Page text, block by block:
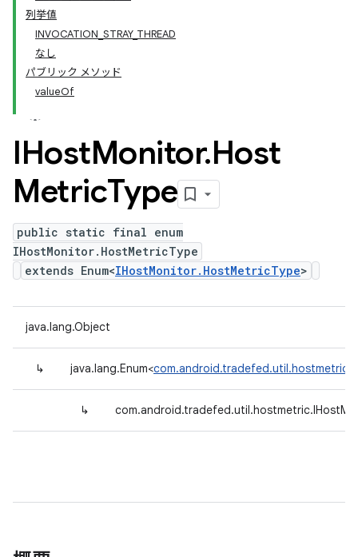
列挙値
INVOCATION_STRAY_THREAD
なし
パブリック メソッド
valueOf
IHostMonitor.Host
MetricType
public static final enum
IHostMonitor.HostMetricType
extends Enum<IHostMonitor.HostMetricType>
java.lang.Object
↳ java.lang.Enum<
↳